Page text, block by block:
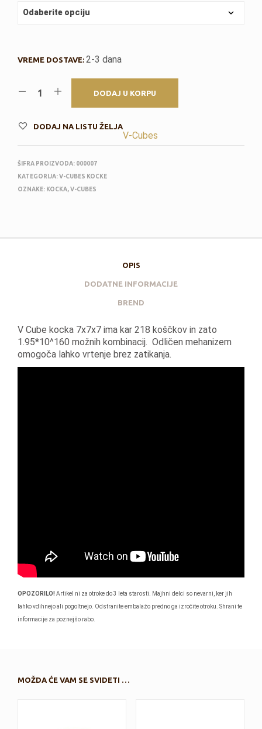
VREME DOSTAVE: 2-3 dana
DODAJ U KORPU
DODAJ NA LISTU ŽELJA
V-Cubes
ŠIFRA PROIZVODA: 000007
KATEGORIJA:V-CUBES KOCKE
OZNAKE: KOCKA,V-CUBES
OPIS
DODATNE INFORMACIJE
BREND
V Cube kocka 7x7x7 ima kar 218 koščkov in zato
1.95*10^160 možnih kombinacij. Odličen mehanizem
omogoča lahko vrtenje brez zatikanja.
OPOZORILO! Artikel ni za otroke do 3 leta starosti. Majhni delci so nevarni, ker jih
lahko vdihnejo ali pogoltnejo. Odstranite embalažo predno ga izročite otroku. Shrani te
informacije za poznejšo rabo.
MOŽDA ĆE VAM SE SVIDETI …